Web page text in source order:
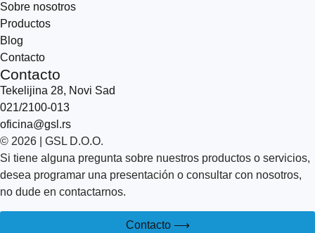
Sobre nosotros
Productos
Blog
Contacto
Contacto
Tekelijina 28, Novi Sad
021/2100-013
oficina@gsl.rs
© 2026 | GSL D.O.O.
Si tiene alguna pregunta sobre nuestros productos o servicios,
desea programar una presentación o consultar con nosotros,
no dude en contactarnos.
Contacto ⟶